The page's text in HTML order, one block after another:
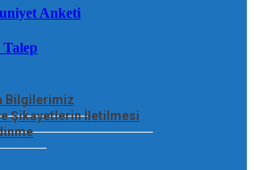
Anketi
Bilgilerimiz
Şikayetlerin İletilmesi